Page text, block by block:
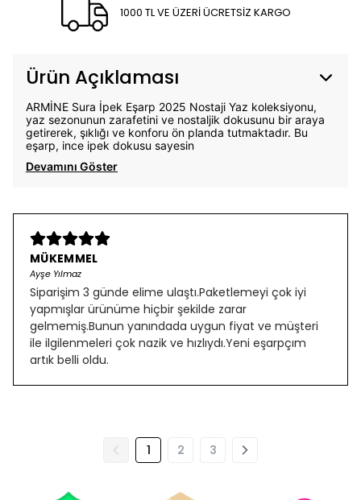
1000 TL VE ÜZERİ ÜCRETSİZ KARGO
Ürün Açıklaması
ARMİNE Sura İpek Eşarp 2025 Nostaji Yaz koleksiyonu,
yaz sezonunun zarafetini ve nostaljik dokusunu bir araya
getirerek, şıklığı ve konforu ön planda tutmaktadır. Bu
eşarp, ince ipek dokusu sayesin
Devamını Göster
MÜKEMMEL
Ayşe Yılmaz
Siparişim 3 günde elime ulaştı.Paketlemeyi çok iyi
yapmışlar ürünüme hiçbir şekilde zarar
gelmemiş.Bunun yanındada uygun fiyat ve müşteri
ile ilgilenmeleri çok nazik ve hızlıydı.Yeni eşarpçım
artık belli oldu.
1 2 3